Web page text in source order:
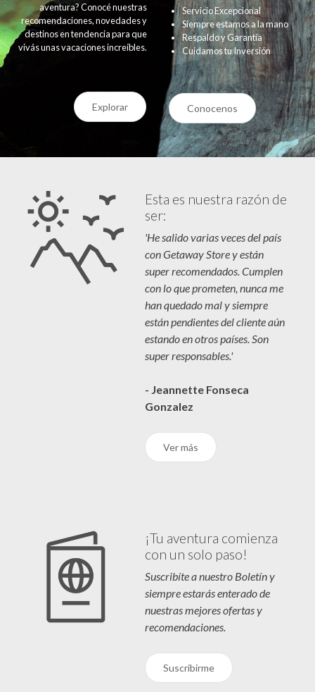
aventura? Conocé nuestras
recomendaciones, novedades y
destinos en tendencia para que
vivás unas vacaciones increíbles.
Servicio Excepcional
Siempre estamos a la mano
Respaldo y Garantía
Cuidamos tu Inversión
Explorar Conocenos
Esta es nuestra razón de
ser:
'He salido varias veces del país
con Getaway Store y están
super recomendados. Cumplen
con lo que prometen, nunca me
han quedado mal y siempre
están pendientes del cliente aún
estando en otros países. Son
super responsables.'
- Jeannette Fonseca
Gonzalez
Ver más
¡Tu aventura comienza
con un solo paso!
Suscribíte a nuestro Boletín y
siempre estarás enterado de
nuestras mejores ofertas y
recomendaciones.
Suscribirme